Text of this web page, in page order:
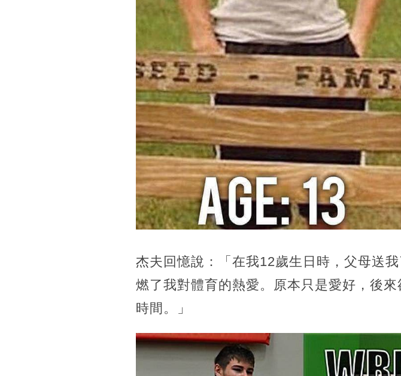
杰夫回憶說：「在我12歲生日時，父母送
燃了我對體育的熱愛。原本只是愛好，後
時間。」